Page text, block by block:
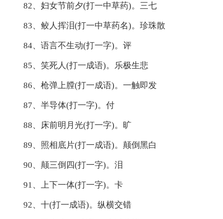
82、妇女节前夕(打一中草药)。三七
83、鲛人挥泪(打一中草药名)。珍珠散
84、语言不生动(打一字)。评
85、笑死人(打一成语)。乐极生悲
86、枪弹上膛(打一成语)。一触即发
87、半导体(打一字)。付
88、床前明月光(打一字)。旷
89、照相底片(打一成语)。颠倒黑白
90、颠三倒四(打一字)。泪
91、上下一体(打一字)。卡
92、十(打一成语)。纵横交错